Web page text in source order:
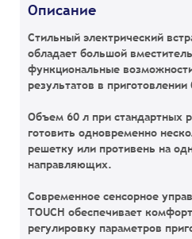
Описание
Стильный электрический
обладает большой
функциональные
результатов в
Объем 60 л при стандартных
готовить одновременно
решетку или противень на
направляющих.
Современное сенсорное
TOUCH обеспечивает
регулировку параметров